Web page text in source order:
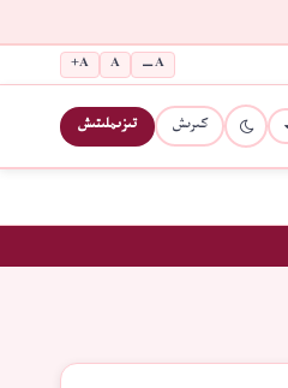
A−
A
A+
كىرىش تىزىملىتىش